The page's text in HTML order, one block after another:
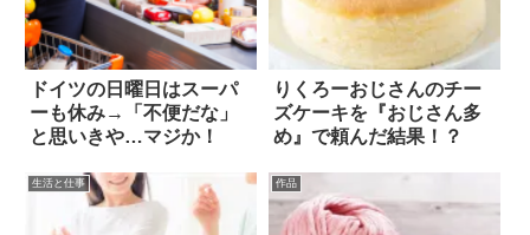
ドイツの日曜日はスーパ
ーも休み→「不便だな」
と思いきや…マジか！
りくろーおじさんのチー
ズケーキを『おじさん多
め』で頼んだ結果！？
生活と仕事 作品